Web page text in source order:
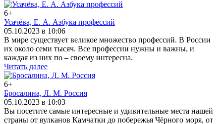
6+
Усачёва, Е. А. Азбука профессий
05.10.2023 в 10:06
В мире существует великое множество профессий. В России
их около семи тысяч. Все профессии нужны и важны, и
каждая из них по – своему интересна.
Читать далее
6+
Бросалина, Л. М. Россия
05.10.2023 в 10:03
Вы посетите самые интересные и удивительные места нашей
страны от вулканов Камчатки до побережья Чёрного моря, от